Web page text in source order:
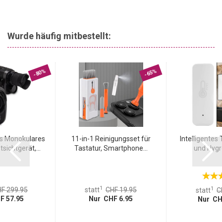
Wurde häufig mitbestellt:
-80%
Monokulares
299.95
57.95
-65%
11-in-1 Reinigungsset für
Tastatur, Smartphone...
statt1
CHF 19.95
Nur CHF 6.95
Intelligentes
und
statt1
Nur